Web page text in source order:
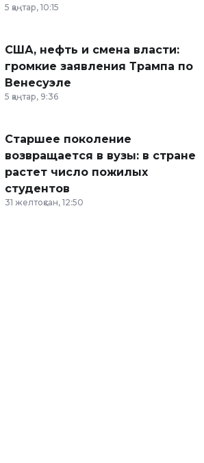
5 қаңтар, 10:15
США, нефть и смена власти:
громкие заявления Трампа по
Венесуэле
5 қаңтар, 9:36
Старшее поколение
возвращается в вузы: в стране
растет число пожилых
студентов
31 желтоқсан, 12:50